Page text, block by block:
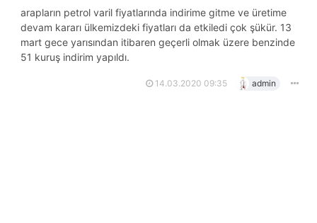
arapların petrol varil fiyatlarında indirime gitme ve üretime
devam kararı ülkemizdeki fiyatları da etkiledi çok şükür. 13
mart gece yarısından itibaren geçerli olmak üzere benzinde
51 kuruş indirim yapıldı.
14.03.2020 09:35 admin